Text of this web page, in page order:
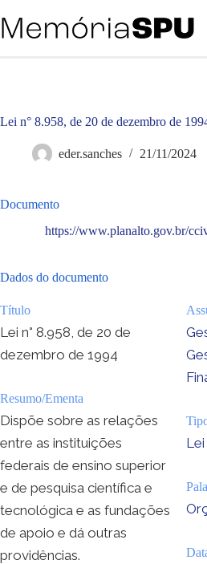
para
o
Lei n° 8.958, de 20 de dezembro de
eder.sanches 21/11/2024
Documento
https://www.planalto.gov.br/
Dados do documento
Título
Lei n° 8.958, de 20 de
dezembro de 1994
Resumo/Ementa
Dispõe sobre as relações
entre as instituições
federais de ensino superior
e de pesquisa científica e
tecnológica e as fundações
de apoio e dá outras
providências.
Lei